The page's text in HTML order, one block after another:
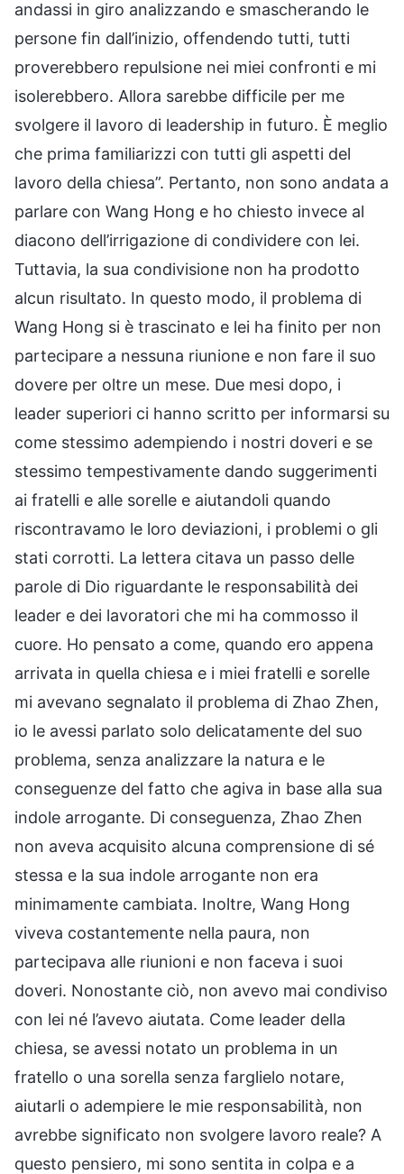
andassi in giro analizzando e smascherando le
persone fin dall’inizio, offendendo tutti, tutti
proverebbero repulsione nei miei confronti e mi
isolerebbero. Allora sarebbe difficile per me
svolgere il lavoro di leadership in futuro. È meglio
che prima familiarizzi con tutti gli aspetti del
lavoro della chiesa”. Pertanto, non sono andata a
parlare con Wang Hong e ho chiesto invece al
diacono dell’irrigazione di condividere con lei.
Tuttavia, la sua condivisione non ha prodotto
alcun risultato. In questo modo, il problema di
Wang Hong si è trascinato e lei ha finito per non
partecipare a nessuna riunione e non fare il suo
dovere per oltre un mese. Due mesi dopo, i
leader superiori ci hanno scritto per informarsi su
come stessimo adempiendo i nostri doveri e se
stessimo tempestivamente dando suggerimenti
ai fratelli e alle sorelle e aiutandoli quando
riscontravamo le loro deviazioni, i problemi o gli
stati corrotti. La lettera citava un passo delle
parole di Dio riguardante le responsabilità dei
leader e dei lavoratori che mi ha commosso il
cuore. Ho pensato a come, quando ero appena
arrivata in quella chiesa e i miei fratelli e sorelle
mi avevano segnalato il problema di Zhao Zhen,
io le avessi parlato solo delicatamente del suo
problema, senza analizzare la natura e le
conseguenze del fatto che agiva in base alla sua
indole arrogante. Di conseguenza, Zhao Zhen
non aveva acquisito alcuna comprensione di sé
stessa e la sua indole arrogante non era
minimamente cambiata. Inoltre, Wang Hong
viveva costantemente nella paura, non
partecipava alle riunioni e non faceva i suoi
doveri. Nonostante ciò, non avevo mai condiviso
con lei né l’avevo aiutata. Come leader della
chiesa, se avessi notato un problema in un
fratello o una sorella senza farglielo notare,
aiutarli o adempiere le mie responsabilità, non
avrebbe significato non svolgere lavoro reale? A
questo pensiero, mi sono sentita in colpa e a